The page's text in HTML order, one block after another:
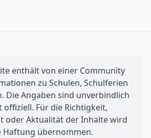
enthält von einer Community
zu Schulen, Schulferien
Die Angaben sind unverbindlich
offiziell. Für die Richtigkeit,
oder Aktualität der Inhalte wird
Haftung übernommen.